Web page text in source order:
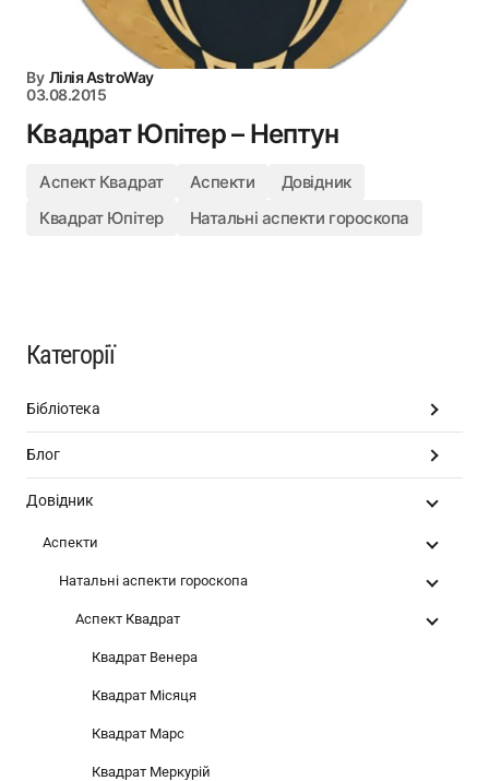
By Лілія AstroWay
03.08.2015
Квадрат Юпітер – Нептун
Аспект Квадрат Аспекти
Довідник
Квадрат Юпітер
Натальні аспекти гороскопа
Категорії
Бібліотека
Блог
Довідник
Аспекти
Натальні аспекти гороскопа
Аспект Квадрат
Квадрат Венера
Квадрат Місяця
Квадрат Марс
Квадрат Меркурій